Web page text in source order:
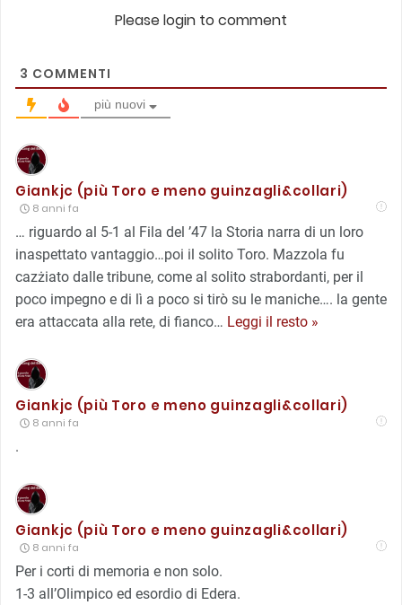
Please login to comment
3 COMMENTI
più nuovi
Giankjc (più Toro e meno guinzagli&collari)
8 anni fa
… riguardo al 5-1 al Fila del ’47 la Storia narra di un loro
inaspettato vantaggio…poi il solito Toro. Mazzola fu
cazżiato dalle tribune, come al solito strabordanti, per il
poco impegno e di lì a poco si tirò su le maniche…. la gente
era attaccata alla rete, di fianco… Leggi il resto »
Giankjc (più Toro e meno guinzagli&collari)
8 anni fa
.
Giankjc (più Toro e meno guinzagli&collari)
8 anni fa
Per i corti di memoria e non solo.
1-3 all’Olimpico ed esordio di Edera.